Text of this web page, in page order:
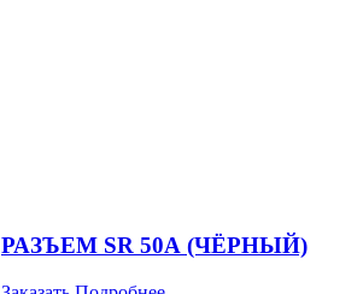
РАЗЪЕМ SR 50А (ЧЁРНЫЙ)